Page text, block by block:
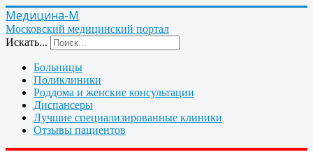
Медицина-М
Московский медицинский портал
Искать...
Больницы
Поликлиники
Роддома и женские консультации
Диспансеры
Лучшие специализированные клиники
Отзывы пациентов